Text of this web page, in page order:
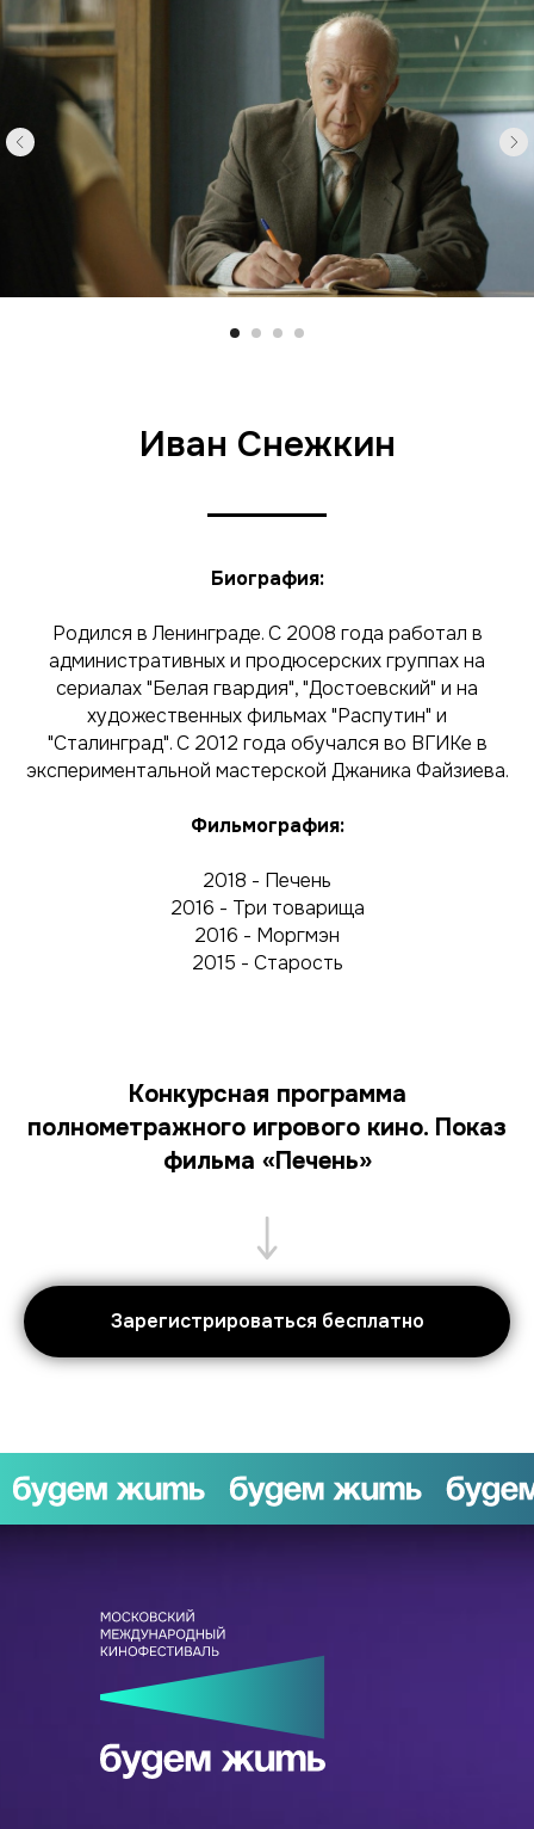
Иван Снежкин
Биография:
Родился в Ленинграде. С 2008 года работал в
административных и продюсерских группах на
сериалах "Белая гвардия", "Достоевский" и на
художественных фильмах "Распутин" и
"Сталинград". C 2012 года обучался во ВГИКе в
экспериментальной мастерской Джаника Файзиева.
Фильмография:
2018 - Печень
2016 - Три товарища
2016 - Моргмэн
2015 - Старость
Конкурсная программа
полнометражного игрового кино. Показ
фильма «Печень»
Зарегистрироваться бесплатно